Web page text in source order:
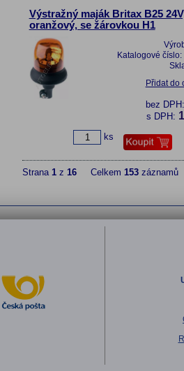
Výstražný maják Britax B25
oranžový, se žárovkou H1
Katalogové číslo:
Přidat do
bez
s DPH:
ks
Strana 1z 16Celkem 153záznamů